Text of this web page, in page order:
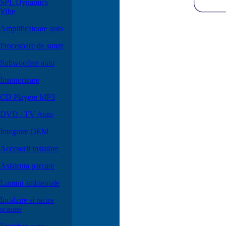
SPL Dynamics
Vibe
Amplificatoare auto
Procesoare de sunet
Subwoofere auto
Insonorizare
CD Playere MP3
DVD / TV Auto
Integrare OEM
Accesorii instalare
Asistenta parcare
Lumini ambientale
Incalzire si racire
scaune